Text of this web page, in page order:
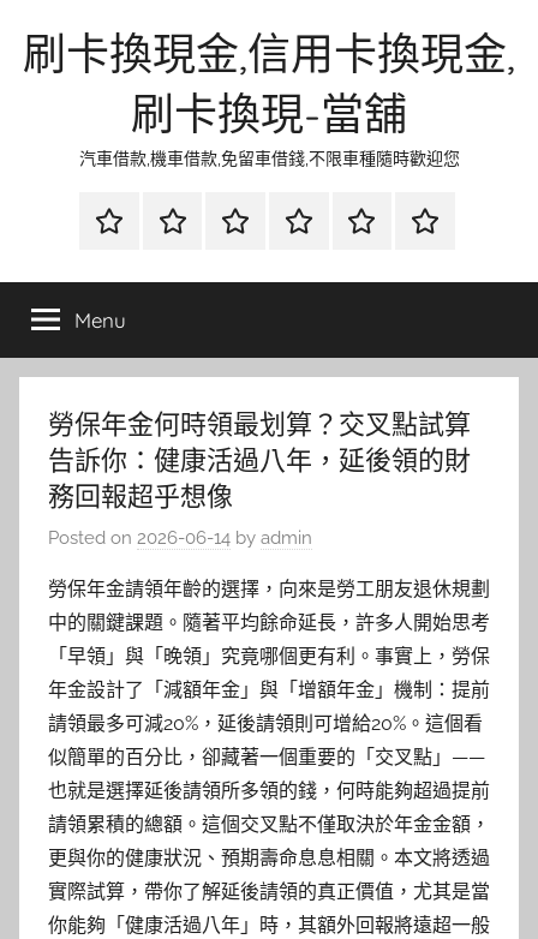
刷卡換現金,信用卡換現金,
刷卡換現-當舖
汽車借款,機車借款,免留車借錢,不限車種隨時歡迎您
首
當
金
網
資
流
時
環
清
聯
徵
Menu
勞保年金何時領最划算？交叉點試算
告訴你：健康活過八年，延後領的財
務回報超乎想像
Posted on 2026-06-14 by admin
勞保年金請領年齡的選擇，向來是勞工朋友退休規劃
中的關鍵課題。隨著平均餘命延長，許多人開始思考
「早領」與「晚領」究竟哪個更有利。事實上，勞保
年金設計了「減額年金」與「增額年金」機制：提前
請領最多可減20%，延後請領則可增給20%。這個看
似簡單的百分比，卻藏著一個重要的「交叉點」——
也就是選擇延後請領所多領的錢，何時能夠超過提前
請領累積的總額。這個交叉點不僅取決於年金金額，
更與你的健康狀況、預期壽命息息相關。本文將透過
實際試算，帶你了解延後請領的真正價值，尤其是當
你能夠「健康活過八年」時，其額外回報將遠超一般